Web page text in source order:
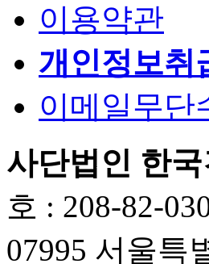
이용약관
개인정보취
이메일무단
사단법인 한
호 : 208-82-
07995 서울특